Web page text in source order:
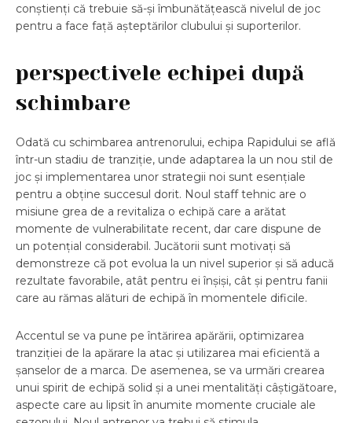
conștienți că trebuie să-și îmbunătățească nivelul de joc
pentru a face față așteptărilor clubului și suporterilor.
perspectivele echipei după
schimbare
Odată cu schimbarea antrenorului, echipa Rapidului se află
într-un stadiu de tranziție, unde adaptarea la un nou stil de
joc și implementarea unor strategii noi sunt esențiale
pentru a obține succesul dorit. Noul staff tehnic are o
misiune grea de a revitaliza o echipă care a arătat
momente de vulnerabilitate recent, dar care dispune de
un potențial considerabil. Jucătorii sunt motivați să
demonstreze că pot evolua la un nivel superior și să aducă
rezultate favorabile, atât pentru ei înșiși, cât și pentru fanii
care au rămas alături de echipă în momentele dificile.
Accentul se va pune pe întărirea apărării, optimizarea
tranziției de la apărare la atac și utilizarea mai eficientă a
șanselor de a marca. De asemenea, se va urmări crearea
unui spirit de echipă solid și a unei mentalități câștigătoare,
aspecte care au lipsit în anumite momente cruciale ale